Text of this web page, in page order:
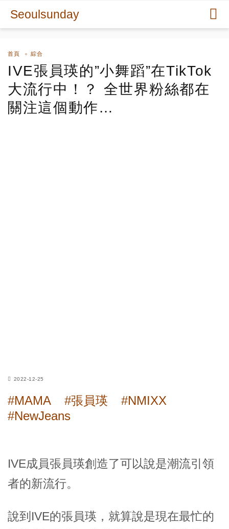
Seoulsunday
首頁 綜合
IVE張員瑛的”小舞蹈”在TikTok
大流行中！？ 全世界粉絲都在
關注這個動作…
2022-12-25
#MAMA #張員瑛
#NMIXX
#NewJeans
IVE成員張員瑛創造了可以說是潮流引領
者的新流行。
說到IVE的張員瑛，就算說是現在最忙的